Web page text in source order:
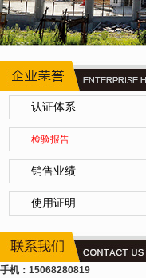
认证体系
检验报告
销售业绩
使用证明
手机：15068280819